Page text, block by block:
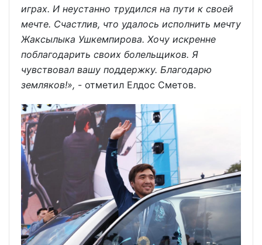
играх. И неустанно трудился на пути к своей
мечте. Счастлив, что удалось исполнить мечту
Жаксылыка Ушкемпирова. Хочу искренне
поблагодарить своих болельщиков. Я
чувствовал вашу поддержку. Благодарю
земляков!», - отметил Елдос Сметов.